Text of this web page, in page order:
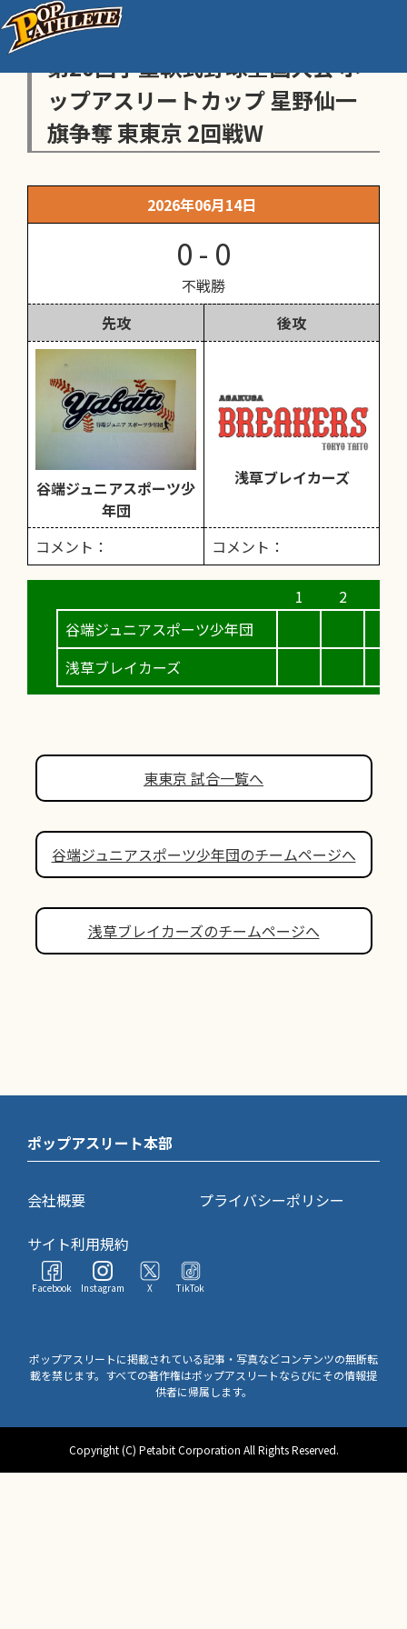
センス・トラストトーナメント
第20回学童軟式野球全国大会 ポ
ップアスリートカップ 星野仙一
旗争奪 東東京 2回戦W
2026年06月14日
0 - 0
不戦勝
先攻
後攻
谷端ジュニアスポーツ少
年団
浅草ブレイカーズ
コメント： コメント：
谷端ジュニアスポーツ少年団
浅草ブレイカーズ
東東京 試合一覧へ
谷端ジュニアスポーツ少年団のチームページへ
浅草ブレイカーズのチームページへ
ポップアスリート本部
会社概要
プライバシーポリシー
サイト利用規約
Facebook Instagram X TikTok
ポップアスリートに掲載されている記事・写真などコンテンツの無断転
載を禁じます。すべての著作権はポップアスリートならびにその情報提
供者に帰属します。
Copyright (C) Petabit Corporation All Rights Reserved.